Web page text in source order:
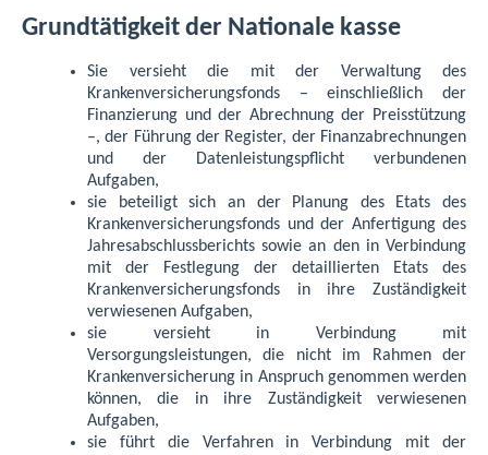
Grundtätigkeit der Nationale kasse
Sie versieht die mit der Verwaltung des
Krankenversicherungsfonds – einschließlich der
Finanzierung und der Abrechnung der Preisstützung
–, der Führung der Register, der Finanzabrechnungen
und der Datenleistungspflicht verbundenen
Aufgaben,
sie beteiligt sich an der Planung des Etats des
Krankenversicherungsfonds und der Anfertigung des
Jahresabschlussberichts sowie an den in Verbindung
mit der Festlegung der detaillierten Etats des
Krankenversicherungsfonds in ihre Zuständigkeit
verwiesenen Aufgaben,
sie versieht in Verbindung mit
Versorgungsleistungen, die nicht im Rahmen der
Krankenversicherung in Anspruch genommen werden
können, die in ihre Zuständigkeit verwiesenen
Aufgaben,
sie führt die Verfahren in Verbindung mit der